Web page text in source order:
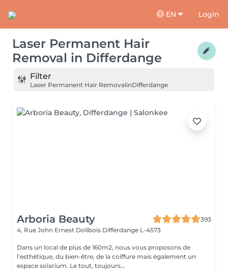
EN Login
Laser Permanent Hair
Removal in Differdange
Filter
Laser Permanent Hair RemovalinDifferdange
Arboria Beauty
393
4, Rue John Ernest Dolibois Differdange L-4573
Dans un local de plus de 160m2, nous vous proposons de
l'esthétique, du bien-être, de la coiffure mais également un
espace solarium. Le tout, toujours...